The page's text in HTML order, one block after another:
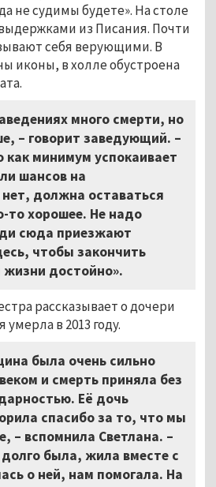
не судимы будете». На столе
из Писания. Почти
себя верующими. В
иконы, в холле обустроена
много смерти, но
– говорит заведующий. –
как минимум успокаивает
шансов на
должна оставаться
то хорошее. Не надо
сюда приезжают
чтобы закончить
жизни достойно».
рассказывает о дочери
в 2013 году.
была очень сильно
и смерть приняла без
Её дочь
спасибо за то, что мы
– вспомнила Светлана. –
была, жила вместе с
о ней, нам помогала. На